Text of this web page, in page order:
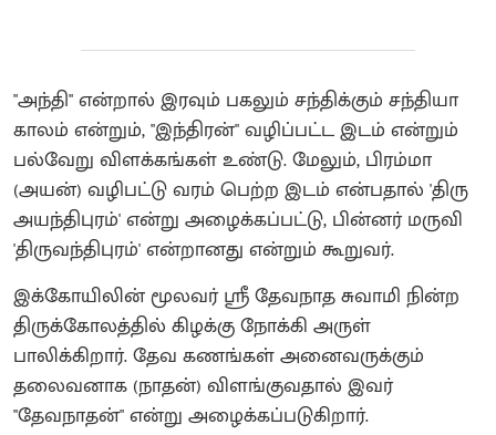
"அந்தி" என்றால் இரவும் பகலும் சந்திக்கும் சந்தியா
காலம் என்றும், "இந்திரன்" வழிப்பட்ட இடம் என்றும்
பல்வேறு விளக்கங்கள் உண்டு. மேலும், பிரம்மா
(அயன்) வழிபட்டு வரம் பெற்ற இடம் என்பதால் 'திரு
அயந்திபுரம்' என்று அழைக்கப்பட்டு, பின்னர் மருவி
'திருவந்திபுரம்' என்றானது என்றும் கூறுவர்.
இக்கோயிலின் மூலவர் ஸ்ரீ தேவநாத சுவாமி நின்ற
திருக்கோலத்தில் கிழக்கு நோக்கி அருள்
பாலிக்கிறார். தேவ கணங்கள் அனைவருக்கும்
தலைவனாக (நாதன்) விளங்குவதால் இவர்
"தேவநாதன்" என்று அழைக்கப்படுகிறார்.